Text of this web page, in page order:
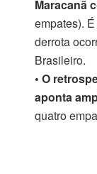
Maracanã
empates).
derrota
Brasileiro.
• O
aponta
quatro